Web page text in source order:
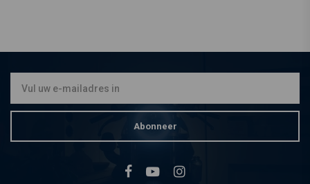
Kilometerteller /
Abonneer